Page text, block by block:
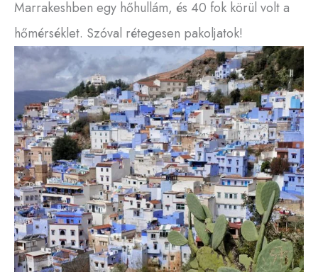
Marrakeshben egy hőhullám, és 40 fok körül volt a
hőmérséklet. Szóval rétegesen pakoljatok!